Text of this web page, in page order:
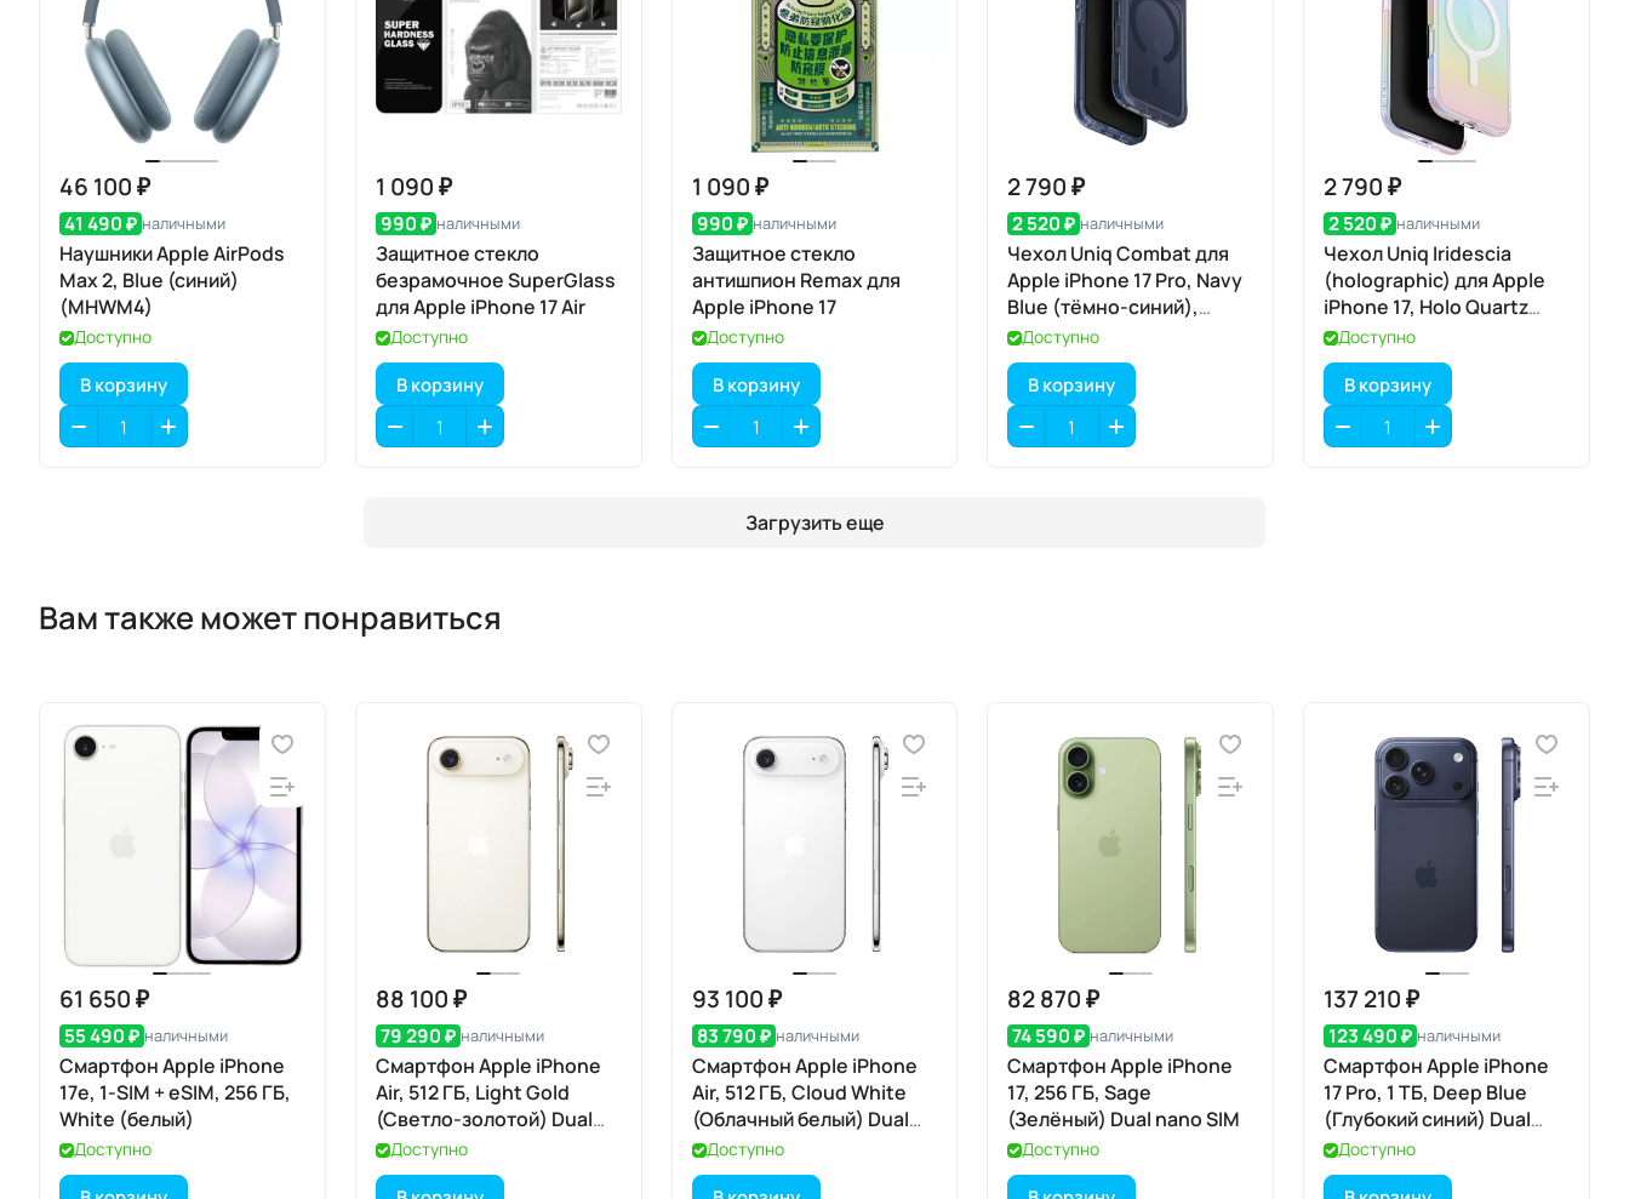
46 100 ₽
41 490 ₽ наличными
Наушники Apple AirPods
Max 2, Blue (синий)
(MHWM4)
Доступно
В корзину
1 090 ₽
990 ₽ наличными
Защитное стекло
безрамочное SuperGlass
для Apple iPhone 17 Air
Доступно
В корзину
1 090 ₽
990 ₽ наличными
Защитное стекло
антишпион Remax для
Apple iPhone 17
Доступно
В корзину
2 790 ₽
2 520 ₽ наличными
Чехол Uniq Combat для
Apple iPhone 17 Pro, Navy
Blue (тёмно-синий),
MagSafe
Доступно
В корзину
2 790 ₽
2 520 ₽ наличными
Чехол Uniq Iridescia
(holographic) для Apple
iPhone 17, Holo Quartz
(голографический
кварц), MagSafe
Доступно
В корзину
Загрузить еще
Вам также может понравиться
61 650 ₽
55 490 ₽ наличными
Смартфон Apple iPhone
17e, 1-SIM + eSIM, 256 ГБ,
White (белый)
Доступно
88 100 ₽
79 290 ₽ наличными
Смартфон Apple iPhone
Air, 512 ГБ, Light Gold
(Светло-золотой) Dual
eSIM
Доступно
93 100 ₽
83 790 ₽ наличными
Смартфон Apple iPhone
Air, 512 ГБ, Cloud White
(Облачный белый) Dual
eSIM
Доступно
82 870 ₽
74 590 ₽ наличными
Смартфон Apple iPhone
17, 256 ГБ, Sage
(Зелёный) Dual nano SIM
Доступно
137 210 ₽
123 490 ₽ наличными
Смартфон Apple iPhone
17 Pro, 1 ТБ, Deep Blue
(Глубокий синий) Dual
eSIM
Доступно